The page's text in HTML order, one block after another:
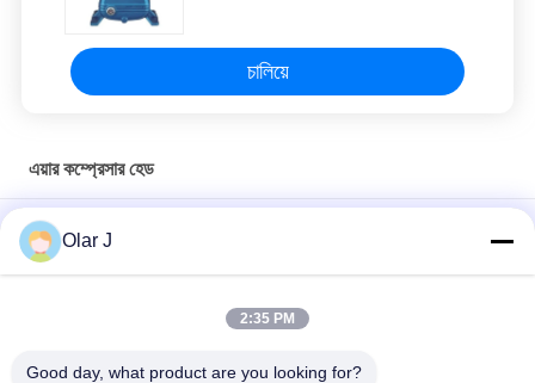
চালিয়ে
এয়ার কম্প্রেসার হেড
ইন্ডাস্ট্রিয়ালের জন্য তেল সিট গ্লাস এবং 120V/240V ভোল্টেজ এয়ার কম্প্রেসার হেডের
3 এইচপি হর্স পাওয়ার
120V/240V ভোল্টেজ এয়ার কম্প্রেসার হেড 2 সিলিন্ডার এবং 0.8Mpa/115psi চাপ
Olar J
2:35 PM
Good day, what product are you looking for?